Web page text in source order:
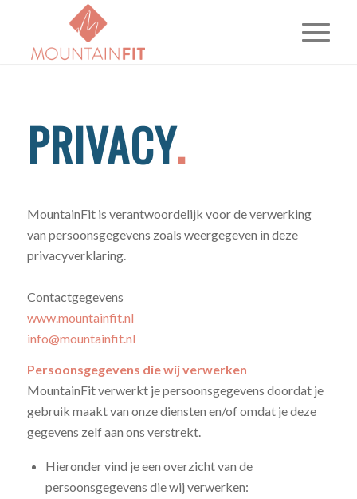
PRIVACY.
MountainFit is verantwoordelijk voor de verwerking
van persoonsgegevens zoals weergegeven in deze
privacyverklaring.
Contactgegevens
www.mountainfit.nl
info@mountainfit.nl
Persoonsgegevens die wij verwerken
MountainFit verwerkt je persoonsgegevens doordat je
gebruik maakt van onze diensten en/of omdat je deze
gegevens zelf aan ons verstrekt.
Hieronder vind je een overzicht van de
persoonsgegevens die wij verwerken: